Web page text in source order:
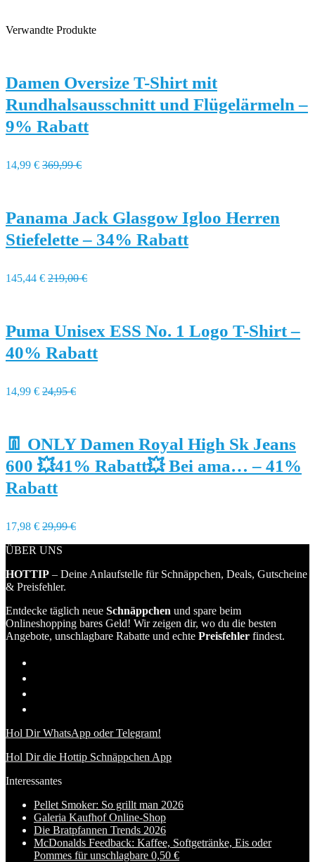
Verwandte Produkte
Damen Oversize T-Shirt mit
Rundhalsausschnitt und Flügelärmeln –
9% Rabatt
14,99 € 369,99 €
Panama Jack Glasgow Igloo Herren
Stiefelette – 34% Rabatt
145,44 € 219,00 €
Puma Unisex ESS No. 1 Logo T-Shirt –
40% Rabatt
14,99 € 24,95 €
👖 ONLY Damen Royal High Sk Jeans
600 💥41% Rabatt💥 Bei ama… – 41%
Rabatt
17,98 € 29,99 €
ÜBER UNS
HOTTIP – Deine Anlaufstelle für Schnäppchen, Deals, Gutscheine
& Preisfehler.
Entdecke täglich neue Schnäppchen und spare beim
Onlineshopping bares Geld! Wir zeigen dir, wo du die besten
Angebote, unschlagbare Rabatte und echte Preisfehler findest.
Hol Dir WhatsApp oder Telegram!
Hol Dir die Hottip Schnäppchen App
Interessantes
Pellet Smoker: So grillt man 2026
Galeria Kaufhof Online-Shop
Die Bratpfannen Trends 2026
McDonalds Feedback: Kaffee, Softgetränke, Eis oder
Pommes für unschlagbare 0,50 €